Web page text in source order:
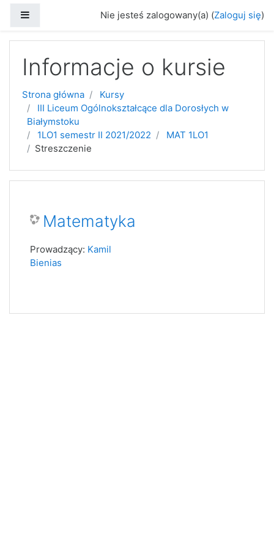
Nie jesteś zalogowany(a) (Zaloguj się)
Informacje o kursie
Strona główna
Kursy
III Liceum Ogólnokształcące dla Dorosłych w
Białymstoku
1LO1 semestr II 2021/2022
MAT 1LO1
Streszczenie
Matematyka
Prowadzący: Kamil
Bienias